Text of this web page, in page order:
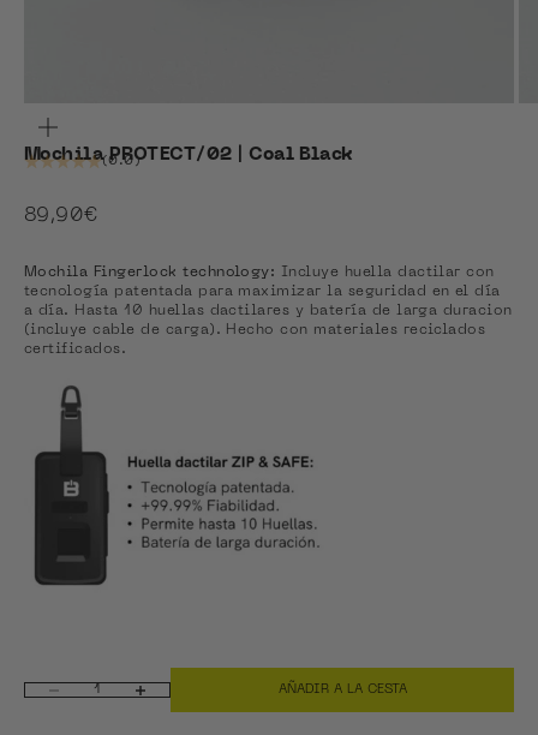
Mochila PROTECT/02 | Coal Black
(0.0)
Precio de oferta
89,90€
Mochila Fingerlock technology: Incluye huella dactilar con
tecnología patentada para maximizar la seguridad en el día
a día. Hasta 10 huellas dactilares y batería de larga duracion
(incluye cable de carga). Hecho con materiales reciclados
certificados.
Reducir cantidadAumentar cantidad AÑADIR A LA CESTA